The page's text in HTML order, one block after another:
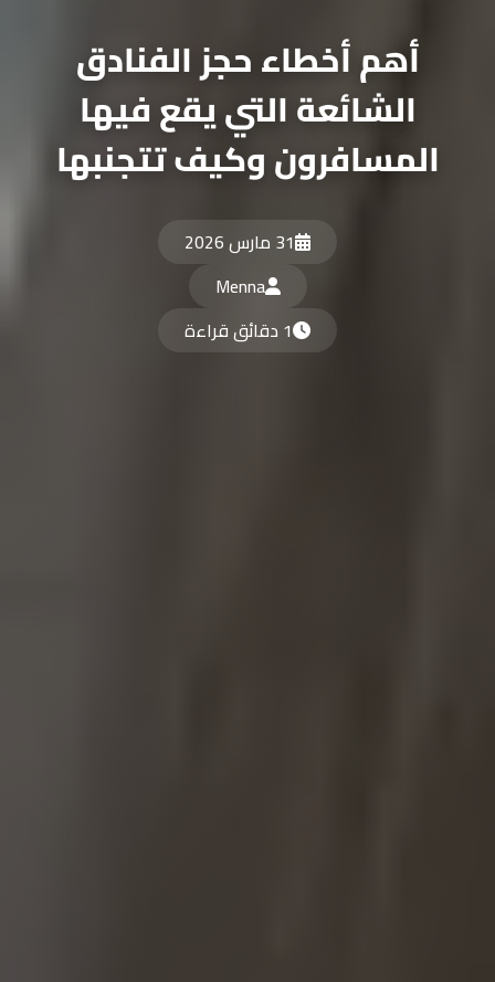
أهم أخطاء حجز الفنادق
الشائعة التي يقع فيها
المسافرون وكيف تتجنبها
31 مارس 2026
Menna
1 دقائق قراءة